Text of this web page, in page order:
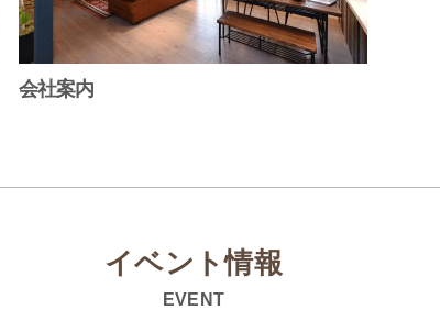
会社案内
イベント情報
EVENT